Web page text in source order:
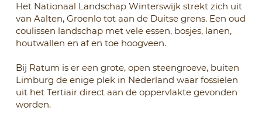
Het Nationaal Landschap Winterswijk strekt zich uit
van Aalten, Groenlo tot aan de Duitse grens. Een oud
coulissen landschap met vele essen, bosjes, lanen,
houtwallen en af en toe hoogveen.
Bij Ratum is er een grote, open steengroeve, buiten
Limburg de enige plek in Nederland waar fossielen
uit het Tertiair direct aan de oppervlakte gevonden
worden.